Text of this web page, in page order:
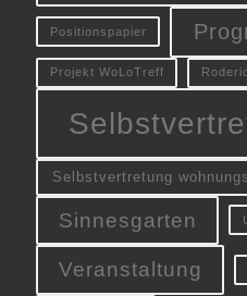
Positionspapier
Projekt WoLoTreff
Selbstvertretung
Sinnesgarten
Veranstaltung